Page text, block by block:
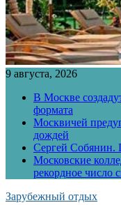
9 августа, 2026
В Москве
формата
Москвичей
дождей
Сергей Собянин.
Московские
рекордное число
Зарубежный отдых